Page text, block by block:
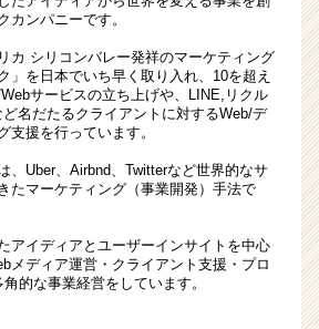
ケ
テ
ィ
ン
グ
ベ
ン
ー・
成
カンパニーです。
カ シリコンバレー発祥のマーケティング
」を日本でいち早く取り入れ、10を超え
サービスの立ち上げや、LINE,リクル
名だたるクライアントに対するWeb/デ
支援を行っています。
、Uber、Airbnd、Twitterなど世界的なサ
たマーケティング（事業開発）手法で
アイディアとユーザーインサイトを中心
メディア運営・クライアント支援・プロ
的な事業経営をしています。